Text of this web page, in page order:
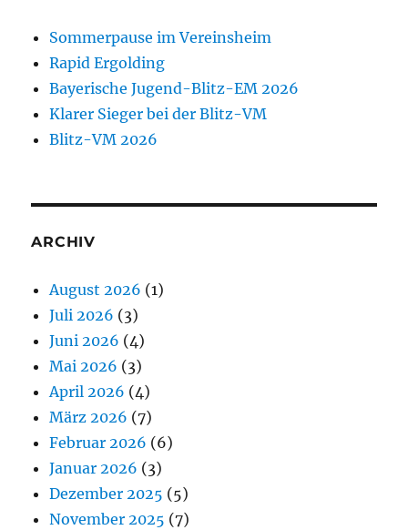
Sommerpause im Vereinsheim
Rapid Ergolding
Bayerische Jugend-Blitz-EM 2026
Klarer Sieger bei der Blitz-VM
Blitz-VM 2026
ARCHIV
August 2026 (1)
Juli 2026 (3)
Juni 2026 (4)
Mai 2026 (3)
April 2026 (4)
März 2026 (7)
Februar 2026 (6)
Januar 2026 (3)
Dezember 2025 (5)
November 2025 (7)